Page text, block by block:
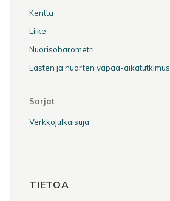
Kenttä
Liike
Nuorisobarometri
Lasten ja nuorten vapaa-aikatutkimus
Sarjat
Verkkojulkaisuja
TIETOA